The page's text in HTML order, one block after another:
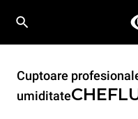
Cuptoare
umiditate